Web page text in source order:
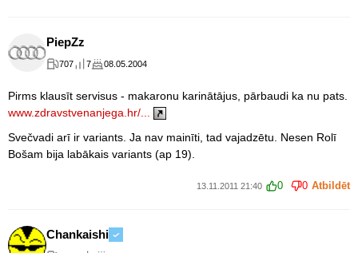
PiepZz
707 7 08.05.2004
Pirms klausīt servisus - makaronu karinātājus, pārbaudi ka nu pats.
www.zdravstvenanjega.hr/...
Svečvadi arī ir variants. Ja nav mainīti, tad vajadzētu. Nesen Rolī
Bošam bija labākais variants (ap 19).
13.11.2011 21:40 0 0 Atbildēt
Chankaishi